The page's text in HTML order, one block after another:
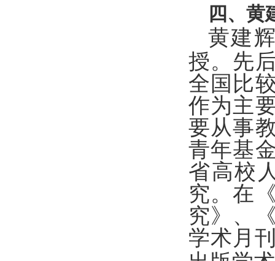
四、黄
黄建
授。先
全国比
作为主
要从事
青年基
省高校
究。在
究》、
学术月